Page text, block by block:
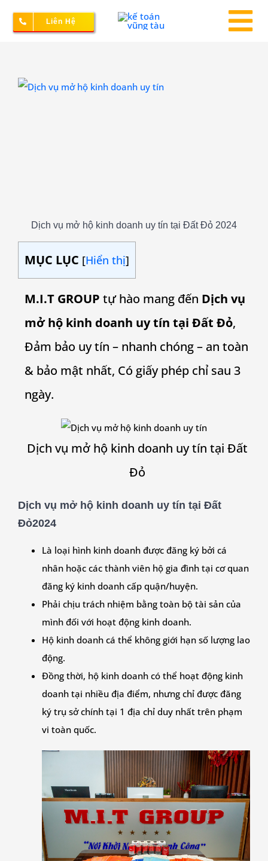
Liên Hệ
View
Dịch vụ mở hộ kinh doanh uy tín tại Đất Đỏ 2024
MỤC LỤC [Hiển thị]
M.I.T GROUP tự hào mang đến Dịch vụ
mở hộ kinh doanh uy tín tại Đất Đỏ,
Đảm bảo uy tín – nhanh chóng – an toàn
& bảo mật nhất, Có giấy phép chỉ sau 3
ngày.
Dịch vụ mở hộ kinh doanh uy tín tại Đất
Đỏ
Dịch vụ mở hộ kinh doanh uy tín tại Đất
Đỏ2024
Là loại hình kinh doanh được đăng ký bởi cá
nhân hoặc các thành viên hộ gia đình tại cơ quan
đăng ký kinh doanh cấp quận/huyện.
Phải chịu trách nhiệm bằng toàn bộ tài sản của
mình đối với hoạt động kinh doanh.
Hộ kinh doanh cá thể không giới hạn số lượng lao
động.
Đồng thời, hộ kinh doanh có thể hoạt động kinh
doanh tại nhiều địa điểm, nhưng chỉ được đăng
ký trụ sở chính tại 1 địa chỉ duy nhất trên phạm
vi toàn quốc.